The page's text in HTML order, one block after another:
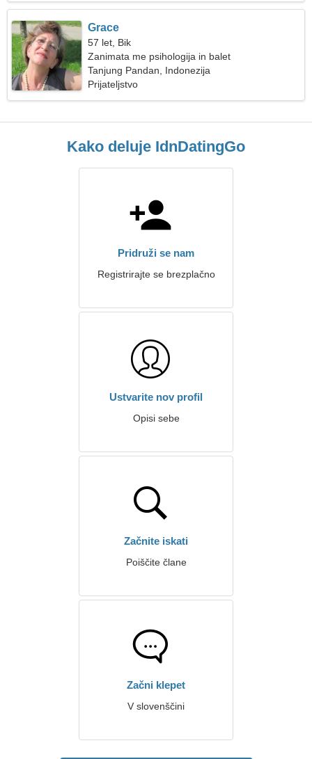
Grace
57 let, Bik
Zanimata me psihologija in balet
Tanjung Pandan, Indonezija
Prijateljstvo
Kako deluje IdnDatingGo
Pridruži se nam
Registrirajte se brezplačno
Ustvarite nov profil
Opisi sebe
Začnite iskati
Poiščite člane
Začni klepet
V slovenščini